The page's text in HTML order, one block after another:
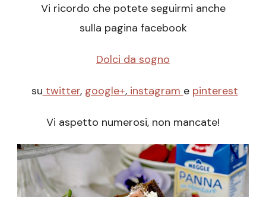
Vi ricordo che potete seguirmi anche
sulla pagina facebook
Dolci da sogno
su twitter, google+,instagram e pinterest
Vi aspetto numerosi, non mancate!